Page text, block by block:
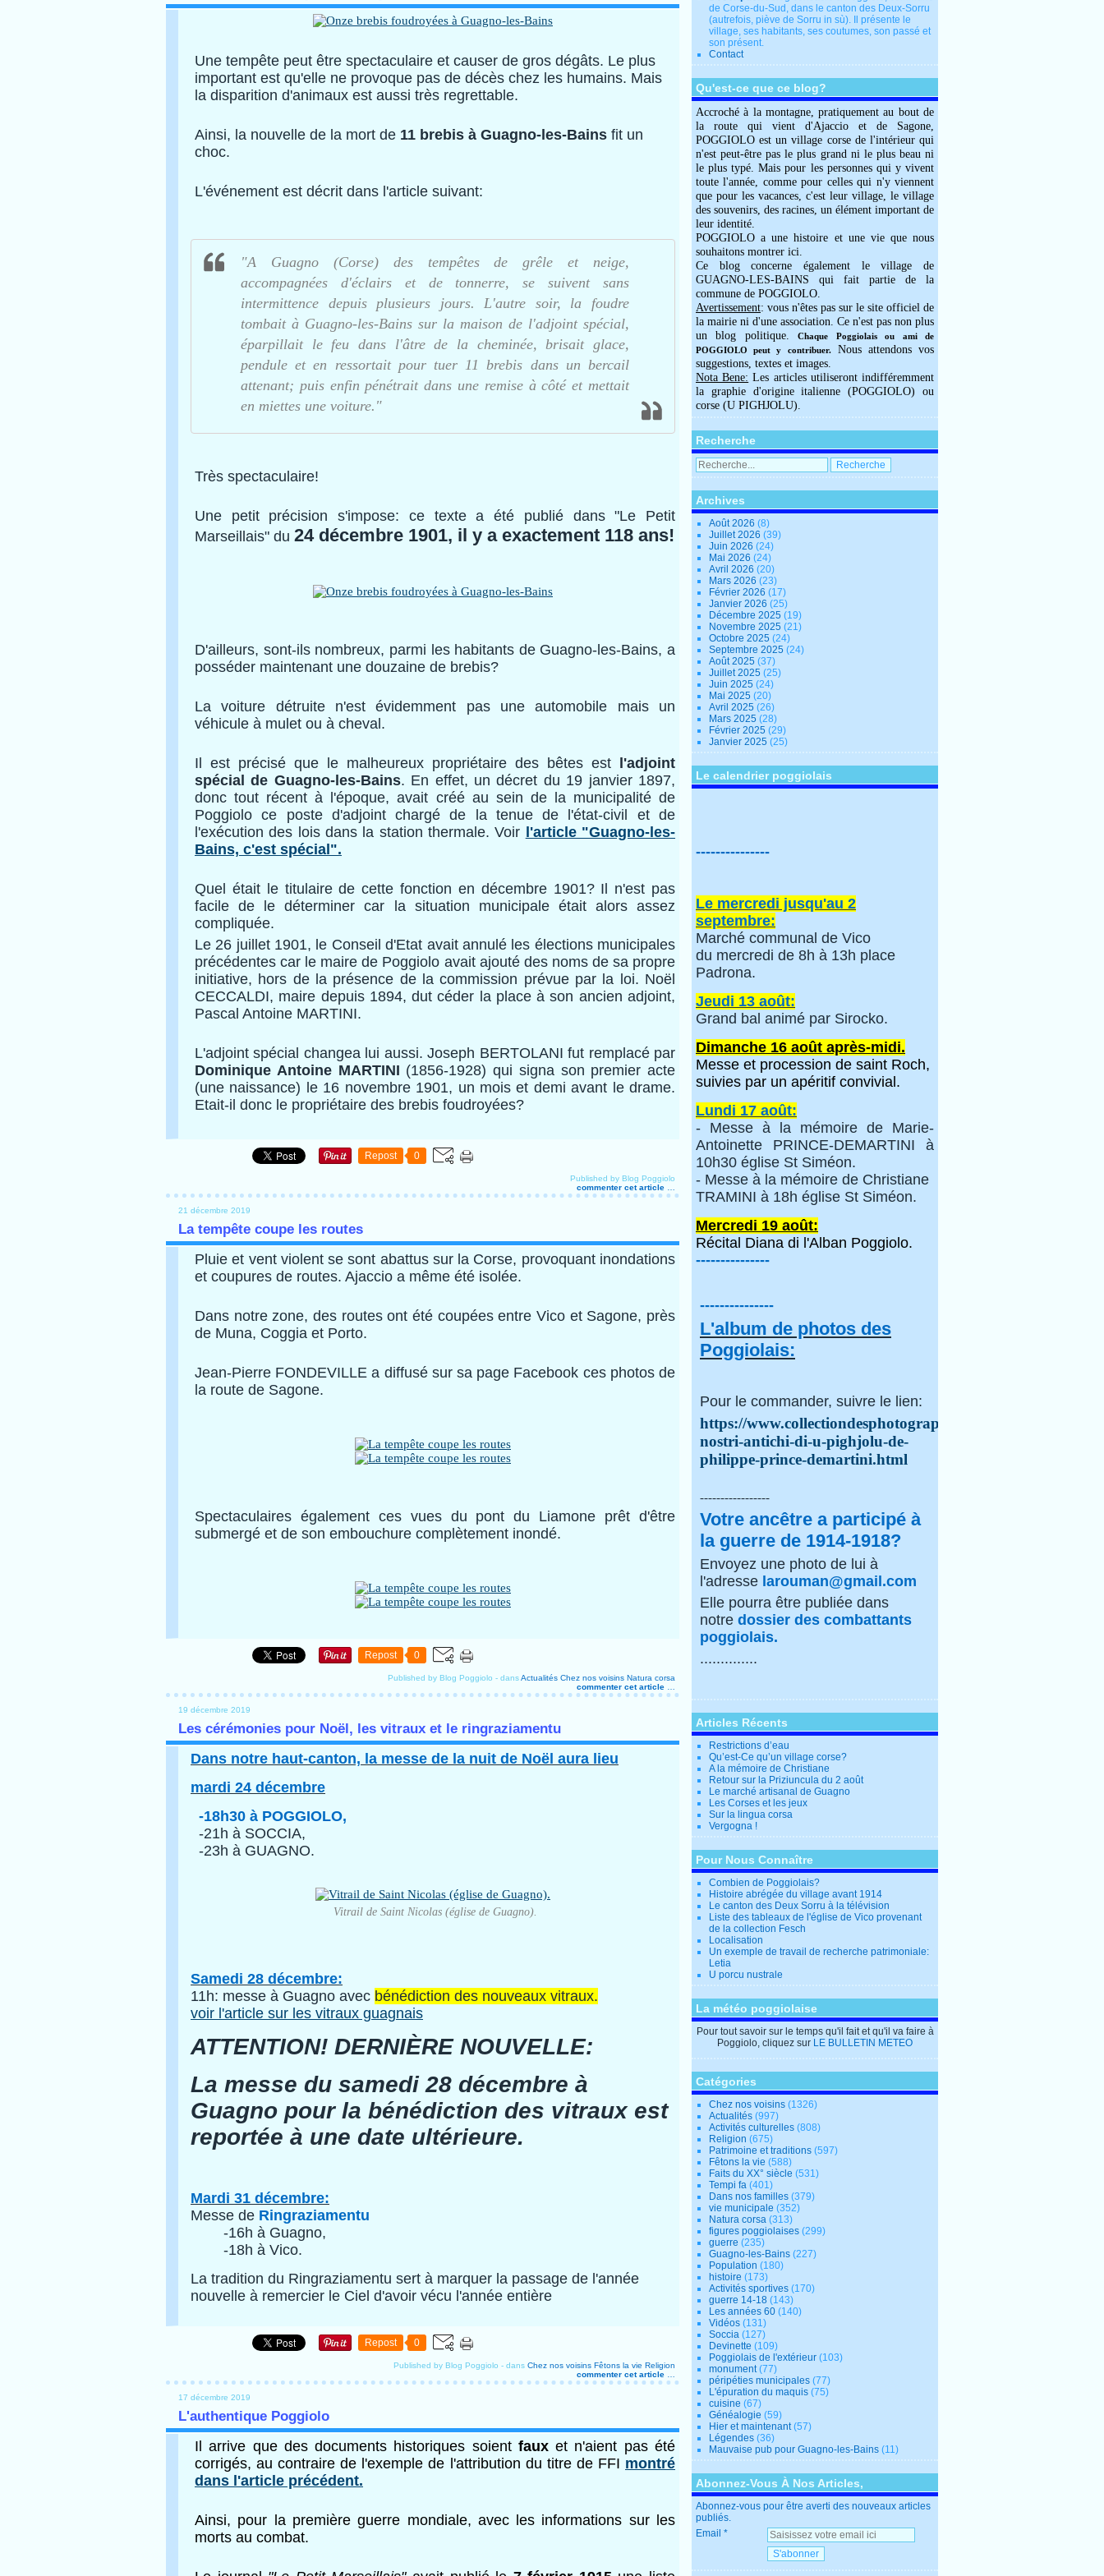
Une tempête peut être spectaculaire et causer de gros dégâts. Le plus
important est qu'elle ne provoque pas de décès chez les humains. Mais
la disparition d'animaux est aussi très regrettable.
Ainsi, la nouvelle de la mort de 11 brebis à Guagno-les-Bains fit un
choc.
L'événement est décrit dans l'article suivant:
"A Guagno (Corse) des tempêtes de grêle et neige,
accompagnées d'éclairs et de tonnerre, se suivent sans
intermittence depuis plusieurs jours. L'autre soir, la foudre
tombait à Guagno-les-Bains sur la maison de l'adjoint spécial,
éparpillait le feu dans l'âtre de la cheminée, brisait glace,
pendule et en ressortait pour tuer 11 brebis dans un bercail
attenant; puis enfin pénétrait dans une remise à côté et mettait
en miettes une voiture."
Très spectaculaire!
Une petit précision s'impose: ce texte a été publié dans "Le Petit
Marseillais" du 24 décembre 1901, il y a exactement 118 ans!
D'ailleurs, sont-ils nombreux, parmi les habitants de Guagno-les-Bains, a
posséder maintenant une douzaine de brebis?
La voiture détruite n'est évidemment pas une automobile mais un
véhicule à mulet ou à cheval.
Il est précisé que le malheureux propriétaire des bêtes est
l'adjoint
spécial de Guagno-les-Bains. En effet, un décret du 19 janvier 1897,
donc tout récent à l'époque, avait créé au sein de la municipalité de
Poggiolo ce poste d'adjoint chargé de la tenue de l'état-civil et de
l'exécution des lois dans la station thermale. Voir
l'article "Guagno-les-
Bains, c'est spécial".
Quel était le titulaire de cette fonction en décembre 1901? Il n'est pas
facile de le déterminer car la situation municipale était alors assez
compliquée.
Le 26 juillet 1901, le Conseil d'Etat avait annulé les élections municipales
précédentes car le maire de Poggiolo avait ajouté des noms de sa propre
initiative, hors de la présence de la commission prévue par la loi. Noël
CECCALDI, maire depuis 1894, dut céder la place à son ancien adjoint,
Pascal Antoine MARTINI.
L'adjoint spécial changea lui aussi. Joseph BERTOLANI fut remplacé par
Dominique Antoine MARTINI (1856-1928) qui signa son premier acte
(une naissance) le 16 novembre 1901, un mois et demi avant le drame.
Etait-il donc le propriétaire des brebis foudroyées?
Repost 0
Published by Blog Poggiolo
commenter cet article
21 décembre 2019
La tempête coupe les routes
Pluie et vent violent se sont abattus sur la Corse, provoquant inondations
et coupures de routes. Ajaccio a même été isolée.
Dans notre zone, des routes ont été coupées entre Vico et Sagone, près
de Muna, Coggia et Porto.
Jean-Pierre FONDEVILLE a diffusé sur sa page Facebook ces photos de
la route de Sagone.
Spectaculaires également ces vues du pont du Liamone prêt d'être
submergé et de son embouchure complètement inondé.
Repost 0
Published by Blog Poggiolo - dansActualités Chez nos voisins Natura corsa
commenter cet article
19 décembre 2019
Les cérémonies pour Noël, les vitraux et le ringraziamentu
Dans notre haut-canton, la messe de la nuit de Noël aura lieu
mardi 24 décembre
-18h30 à POGGIOLO,
-21h à SOCCIA,
-23h à GUAGNO.
Vitrail de Saint Nicolas (église de Guagno).
Samedi 28 décembre:
11h: messe à Guagno avec bénédiction des nouveaux vitraux.
voir l'article sur les vitraux guagnais
ATTENTION! DERNIÈRE NOUVELLE:
La messe du samedi 28 décembre à
Guagno pour la bénédiction des vitraux est
reportée à une date ultérieure.
Mardi 31 décembre:
Messe de Ringraziamentu
-16h à Guagno,
-18h à Vico.
La tradition du Ringraziamentu sert à marquer la passage de l'année
nouvelle à remercier le Ciel d'avoir vécu l'année entière
Repost 0
Published by Blog Poggiolo - dans Chez nos voisins Fêtons la vie Religion
commenter cet article
17 décembre 2019
L'authentique Poggiolo
Il arrive que des documents historiques soient fauxet n'aient pas été
corrigés, au contraire de l'exemple de l'attribution du titre de FFI montré
dans l'article précédent.
Ainsi, pour la première guerre mondiale, avec les informations sur les
morts au combat.
de Corse-du-Sud, dans le canton des Deux-Sorru
(autrefois, piève de Sorru in sù). Il présente le
village, ses habitants, ses coutumes, son passé et
son présent.
Contact
Qu'est-ce que ce blog?
Accroché à la montagne, pratiquement au bout de
la route qui vient d'Ajaccio et de Sagone,
POGGIOLO est un village corse de l'intérieur qui
n'est peut-être pas le plus grand ni le plus beau ni
le plus typé. Mais pour les personnes qui y vivent
toute l'année, comme pour celles qui n'y viennent
que pour les vacances, c'est leur village, le village
des souvenirs, des racines, un élément important de
leur identité.
POGGIOLO a une histoire et une vie que nous
souhaitons montrer ici.
Ce blog concerne également le village de
GUAGNO-LES-BAINS qui fait partie de la
commune de POGGIOLO.
Avertissement: vous n'êtes pas sur le site officiel de
la mairie ni d'une association. Ce n'est pas non plus
un blog politique.Chaque Poggiolais ou ami de
POGGIOLO peut y contribuer.Nous attendons vos
suggestions, textes et images.
Nota Bene: Les articles utiliseront indifféremment
la graphie d'origine italienne (POGGIOLO) ou
corse (U PIGHJOLU).
Recherche
Archives
Août 2026 (8)
Juillet 2026 (39)
Juin 2026 (24)
Mai 2026 (24)
Avril 2026 (20)
Mars 2026 (23)
Février 2026 (17)
Janvier 2026 (25)
Décembre 2025 (19)
Novembre 2025 (21)
Octobre 2025 (24)
Septembre 2025 (24)
Août 2025 (37)
Juillet 2025 (25)
Juin 2025 (24)
Mai 2025 (20)
Avril 2025 (26)
Mars 2025 (28)
Février 2025 (29)
Janvier 2025 (25)
Le calendrier poggiolais
---------------
Le mercredi jusqu'au 2
septembre:
Marché communal de Vico
du mercredi de 8h à 13h place
Padrona.
Jeudi 13 août:
Grand bal animé par Sirocko.
Dimanche 16 août après-midi.
Messe et procession de saint Roch,
suivies par un apéritif convivial.
Lundi 17 août:
- Messe à la mémoire de Marie-
Antoinette PRINCE-DEMARTINI à
10h30 église St Siméon.
- Messe à la mémoire de Christiane
TRAMINI à 18h église St Siméon.
Mercredi 19 août:
Récital Diana di l'Alban Poggiolo.
---------------
---------------
L'album de photos des
Poggiolais:
Pour le commander, suivre le lien:
https://www.collectiondesphotographes.com/i-
nostri-antichi-di-u-pighjolu-de-
philippe-prince-demartini.html
-----------------
Votre ancêtre a participé à
la guerre de 1914-1918?
Envoyez une photo de lui à
l'adresse larouman@gmail.com
Elle pourra être publiée dans
notre dossier des combattants
poggiolais.
..............
Articles Récents
Restrictions d’eau
Qu’est-Ce qu’un village corse?
A la mémoire de Christiane
Retour sur la Priziuncula du 2 août
Le marché artisanal de Guagno
Les Corses et les jeux
Sur la lingua corsa
Vergogna !
Pour Nous Connaître
Combien de Poggiolais?
Histoire abrégée du village avant 1914
Le canton des Deux Sorru à la télévision
Liste des tableaux de l'église de Vico provenant
de la collection Fesch
Localisation
Un exemple de travail de recherche patrimoniale:
Letia
U porcu nustrale
La météo poggiolaise
Pour tout savoir sur le temps qu'il fait et qu'il va faire à
Poggiolo, cliquez sur LE BULLETIN METEO
Catégories
Chez nos voisins (1326)
Actualités (997)
Activités culturelles (808)
Religion (675)
Patrimoine et traditions (597)
Fêtons la vie (588)
Faits du XX° siècle (531)
Tempi fa (401)
Dans nos familles (379)
vie municipale (352)
Natura corsa (313)
figures poggiolaises (299)
guerre (235)
Guagno-les-Bains (227)
Population (180)
histoire (173)
Activités sportives (170)
guerre 14-18 (143)
Les années 60 (140)
Vidéos (131)
Soccia (127)
Devinette (109)
Poggiolais de l'extérieur (103)
monument(77)
péripéties municipales (77)
L'épuration du maquis (75)
cuisine (67)
Généalogie (59)
Hier et maintenant(57)
Légendes (36)
Mauvaise pub pour Guagno-les-Bains (11)
Abonnez-Vous À Nos Articles,
Abonnez-vous pour être averti des nouveaux articles
publiés.
Email